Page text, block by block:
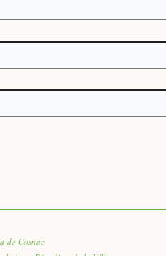
de Cosnac